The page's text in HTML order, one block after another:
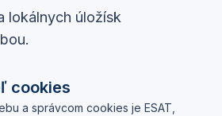
lokálnych úložísk
cookies
a správcom cookies je ESAT,